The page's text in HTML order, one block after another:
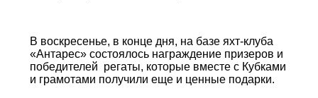
В воскресенье, в конце дня, на базе яхт-клуба
«Антарес» состоялось награждение призеров и
победителей регаты, которые вместе с Кубками
и грамотами получили еще и ценные подарки.